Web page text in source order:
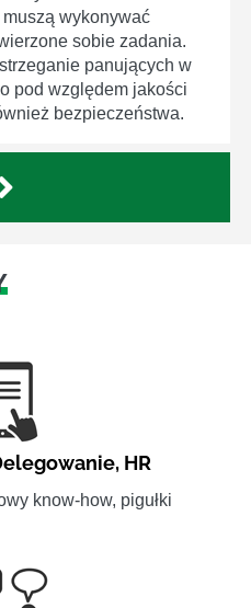
wykonywać
sobie zadania.
panujących w
pod względem jakości
bezpieczeństwa.
, HR
know-how, pigułki